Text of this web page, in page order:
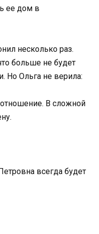
ее дом в
несколько раз.
больше не будет
Но Ольга не верила:
В сложной
всегда будет